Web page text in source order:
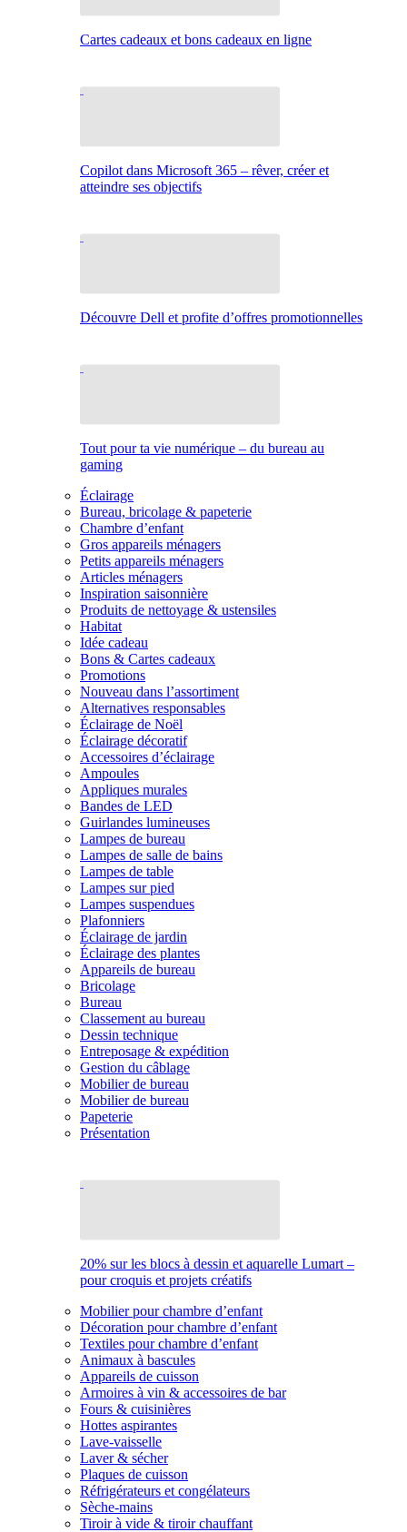
Cartes cadeaux et bons cadeaux en ligne
Copilot dans Microsoft 365 – rêver, créer et
atteindre ses objectifs
Découvre Dell et profite d’offres promotionnelles
Tout pour ta vie numérique – du bureau au
gaming
Éclairage
Bureau, bricolage & papeterie
Chambre d’enfant
Gros appareils ménagers
Petits appareils ménagers
Articles ménagers
Inspiration saisonnière
Produits de nettoyage & ustensiles
Habitat
Idée cadeau
Bons & Cartes cadeaux
Promotions
Nouveau dans l’assortiment
Alternatives responsables
Éclairage de Noël
Éclairage décoratif
Accessoires d’éclairage
Ampoules
Appliques murales
Bandes de LED
Guirlandes lumineuses
Lampes de bureau
Lampes de salle de bains
Lampes de table
Lampes sur pied
Lampes suspendues
Plafonniers
Éclairage de jardin
Éclairage des plantes
Appareils de bureau
Bricolage
Bureau
Classement au bureau
Dessin technique
Entreposage & expédition
Gestion du câblage
Mobilier de bureau
Mobilier de bureau
Papeterie
Présentation
20% sur les blocs à dessin et aquarelle Lumart –
pour croquis et projets créatifs
Mobilier pour chambre d’enfant
Décoration pour chambre d’enfant
Textiles pour chambre d’enfant
Animaux à bascules
Appareils de cuisson
Armoires à vin & accessoires de bar
Fours & cuisinières
Hottes aspirantes
Lave-vaisselle
Laver & sécher
Plaques de cuisson
Réfrigérateurs et congélateurs
Sèche-mains
Tiroir à vide & tiroir chauffant